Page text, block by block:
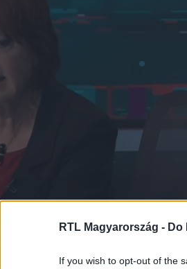
RTL Magyarország - Do
If you wish to opt-out of the